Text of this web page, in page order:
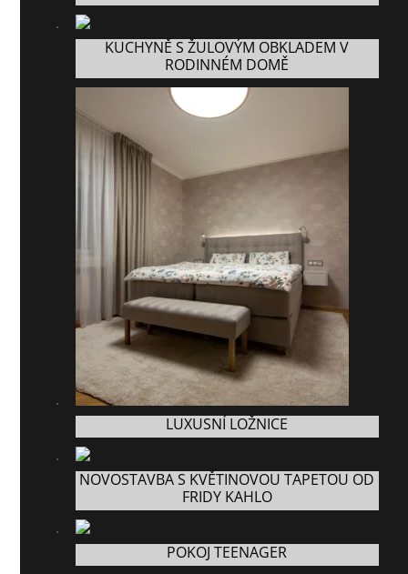
KUCHYNĚ S ŽULOVÝM OBKLADEM V
RODINNÉM DOMĚ
LUXUSNÍ LOŽNICE
NOVOSTAVBA S KVĚTINOVOU TAPETOU OD
FRIDY KAHLO
POKOJ TEENAGER